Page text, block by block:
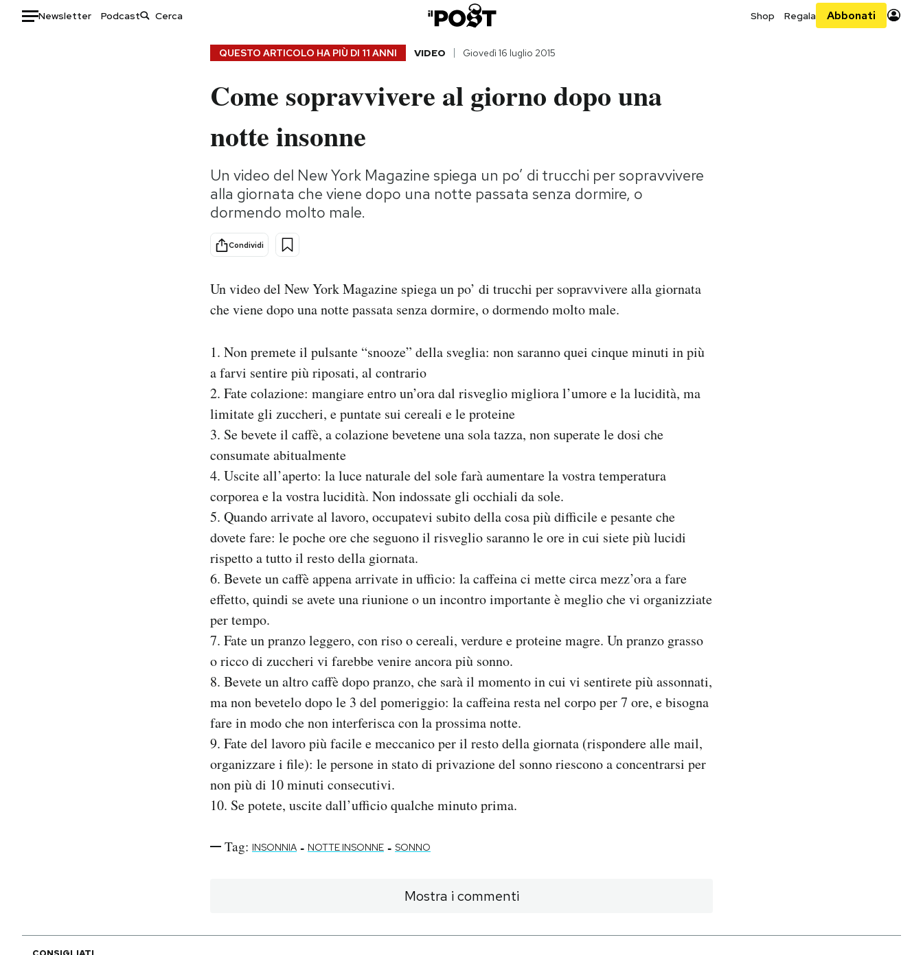
Newsletter Podcast Shop Regala Abbonati
Storie/Idee
Ok Boomer!
Altrecose
QUESTO ARTICOLO HA PIÙ DI 11 ANNI VIDEO Giovedì 16 luglio 2015
Come sopravvivere al giorno dopo una
notte insonne
Un video del New York Magazine spiega un po’ di trucchi per sopravvivere
alla giornata che viene dopo una notte passata senza dormire, o
dormendo molto male.
Condividi
Un video del New York Magazine spiega un po’ di trucchi per sopravvivere alla giornata
che viene dopo una notte passata senza dormire, o dormendo molto male.
1. Non premete il pulsante “snooze” della sveglia: non saranno quei cinque minuti in più
a farvi sentire più riposati, al contrario
2. Fate colazione: mangiare entro un’ora dal risveglio migliora l’umore e la lucidità, ma
limitate gli zuccheri, e puntate sui cereali e le proteine
3. Se bevete il caffè, a colazione bevetene una sola tazza, non superate le dosi che
consumate abitualmente
4. Uscite all’aperto: la luce naturale del sole farà aumentare la vostra temperatura
corporea e la vostra lucidità. Non indossate gli occhiali da sole.
5. Quando arrivate al lavoro, occupatevi subito della cosa più difficile e pesante che
dovete fare: le poche ore che seguono il risveglio saranno le ore in cui siete più lucidi
rispetto a tutto il resto della giornata.
6. Bevete un caffè appena arrivate in ufficio: la caffeina ci mette circa mezz’ora a fare
effetto, quindi se avete una riunione o un incontro importante è meglio che vi organizziate
per tempo.
7. Fate un pranzo leggero, con riso o cereali, verdure e proteine magre. Un pranzo grasso
o ricco di zuccheri vi farebbe venire ancora più sonno.
8. Bevete un altro caffè dopo pranzo, che sarà il momento in cui vi sentirete più assonnati,
ma non bevetelo dopo le 3 del pomeriggio: la caffeina resta nel corpo per 7 ore, e bisogna
fare in modo che non interferisca con la prossima notte.
9. Fate del lavoro più facile e meccanico per il resto della giornata (rispondere alle mail,
organizzare i file): le persone in stato di privazione del sonno riescono a concentrarsi per
non più di 10 minuti consecutivi.
10. Se potete, uscite dall’ufficio qualche minuto prima.
Tag: INSONNIA - NOTTE INSONNE - SONNO
Mostra i commenti